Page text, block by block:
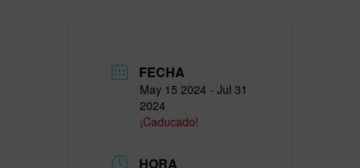
FECHA
May 15 2024 - Jul 31
2024
¡Caducado!
HORA